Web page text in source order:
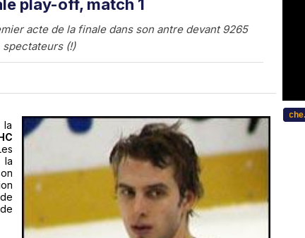
play-off, match 1
acte de la finale dans son antre devant 9265
spectateurs (!)
la
...Bitte w�hlen Sie Ihre